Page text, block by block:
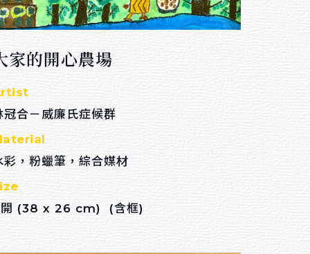
$ 100,000 －
家的開心農場
冠合－威廉氏症候群
彩，粉蠟筆，綜合媒材
(38 x 26 cm) (含框)